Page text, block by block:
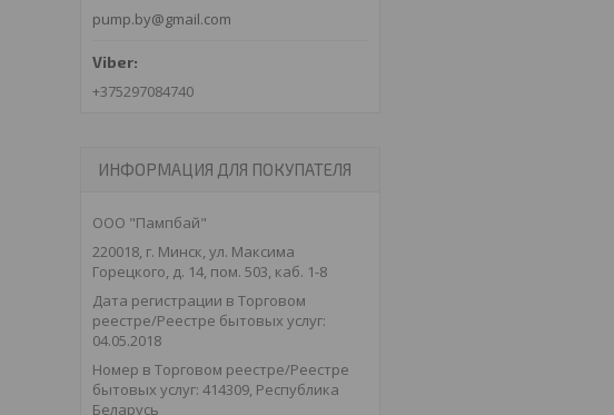
pump.by@gmail.com
+375297084740
ИНФОРМАЦИЯ ДЛЯ ПОКУПАТЕЛЯ
ООО "Пампбай"
220018, г. Минск, ул. Максима
Горецкого, д. 14, пом. 503, каб. 1-8
Дата регистрации в Торговом
реестре/Реестре бытовых услуг:
04.05.2018
Номер в Торговом реестре/Реестре
бытовых услуг: 414309, Республика
Беларусь